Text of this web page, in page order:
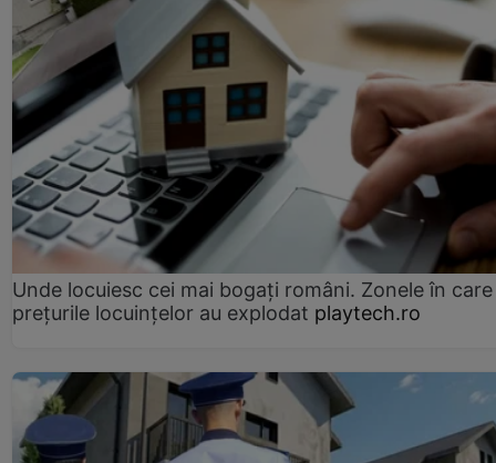
Unde locuiesc cei mai bogați români. Zonele în care
prețurile locuințelor au explodat playtech.ro